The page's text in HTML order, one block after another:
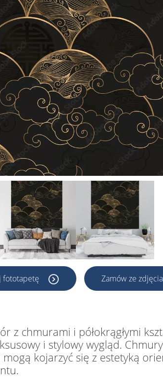
fototapetę Zamów ze zdjęcia
z chmurami i półokrągłymi
i stylowy wygląd.
kojarzyć się z estetyką